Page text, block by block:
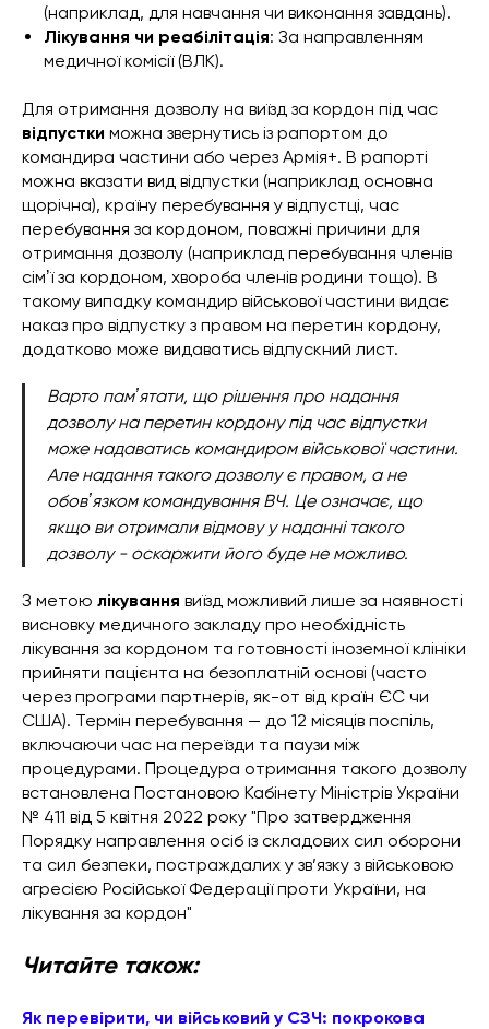
(наприклад, для навчання чи виконання завдань).
Лікування чи реабілітація: За направленням
медичної комісії (ВЛК).
Для отримання дозволу на виїзд за кордон під час
відпустки можна звернутись із рапортом до
командира частини або через Армія+. В рапорті
можна вказати вид відпустки (наприклад основна
щорічна), країну перебування у відпустці, час
перебування за кордоном, поважні причини для
отримання дозволу (наприклад перебування членів
сімʼї за кордоном, хвороба членів родини тощо). В
такому випадку командир військової частини видає
наказ про відпустку з правом на перетин кордону,
додатково може видаватись відпускний лист.
Варто памʼятати, що рішення про надання
дозволу на перетин кордону під час відпустки
може надаватись командиром військової частини.
Але надання такого дозволу є правом, а не
обовʼязком командування ВЧ. Це означає, що
якщо ви отримали відмову у наданні такого
дозволу - оскаржити його буде не можливо.
З метою лікування виїзд можливий лише за наявності
висновку медичного закладу про необхідність
лікування за кордоном та готовності іноземної клініки
прийняти пацієнта на безоплатній основі (часто
через програми партнерів, як-от від країн ЄС чи
США). Термін перебування — до 12 місяців поспіль,
включаючи час на переїзди та паузи між
процедурами. Процедура отримання такого дозволу
встановлена Постановою Кабінету Міністрів України
№ 411 від 5 квітня 2022 року "Про затвердження
Порядку направлення осіб із складових сил оборони
та сил безпеки, постраждалих у зв’язку з військовою
агресією Російської Федерації проти України, на
лікування за кордон"
Читайте також:
Як перевірити, чи військовий у СЗЧ: покрокова